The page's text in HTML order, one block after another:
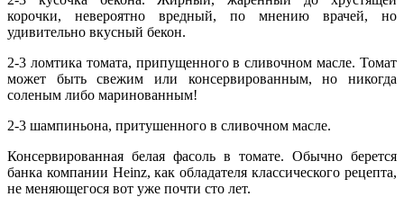
корочки, невероятно вредный, по мнению врачей, но
удивительно вкусный бекон.
2-3 ломтика томата, припущенного в сливочном масле. Томат
может быть свежим или консервированным, но никогда
соленым либо маринованным!
2-3 шампиньона, притушенного в сливочном масле.
Консервированная белая фасоль в томате. Обычно берется
банка компании Heinz, как обладателя классического рецепта,
не меняющегося вот уже почти сто лет.